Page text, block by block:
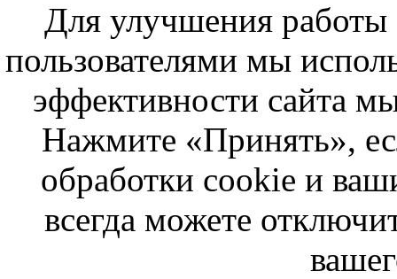
Для улучшения работы
пользователями мы
эффективности сайта
Нажмите «Принять»,
обработки cookie и
всегда можете